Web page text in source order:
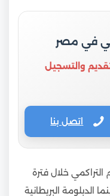
في مصر
والتسجيل
اتصل بنا
التراكمي خلال فترة
من الصف الـ 10 إلى 12، بينما الدبلومة البريطانية